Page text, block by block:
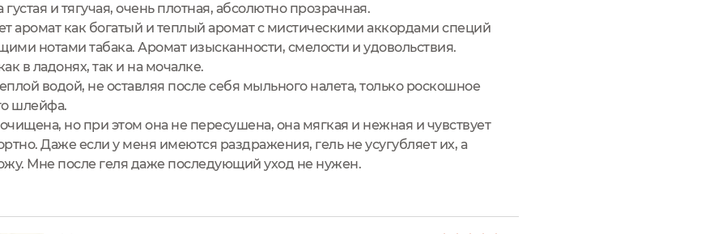
и тягучая, очень плотная, абсолютно прозрачная.
аромат как богатый и теплый аромат с мистическими аккордами специй
нотами табака. Аромат изысканности, смелости и удовольствия.
в ладонях, так и на мочалке.
водой, не оставляя после себя мыльного налета, только роскошное
шлейфа.
но при этом она не пересушена, она мягкая и нежная и чувствует
Даже если у меня имеются раздражения, гель не усугубляет их, а
Мне после геля даже последующий уход не нужен.